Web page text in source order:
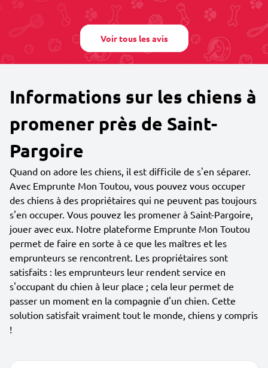
Voir tous les avis
Informations sur les chiens à
promener près de Saint-
Pargoire
Quand on adore les chiens, il est difficile de s'en séparer.
Avec Emprunte Mon Toutou, vous pouvez vous occuper
des chiens à des propriétaires qui ne peuvent pas toujours
s'en occuper. Vous pouvez les promener à Saint-Pargoire,
jouer avec eux. Notre plateforme Emprunte Mon Toutou
permet de faire en sorte à ce que les maîtres et les
emprunteurs se rencontrent. Les propriétaires sont
satisfaits : les emprunteurs leur rendent service en
s'occupant du chien à leur place ; cela leur permet de
passer un moment en la compagnie d'un chien. Cette
solution satisfait vraiment tout le monde, chiens y compris
!